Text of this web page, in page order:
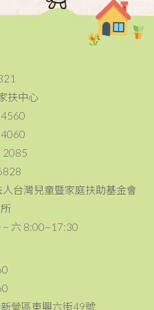
扶中心
2085
台灣兒童暨家庭扶助基金會
~ 六 8:00~17:30
營區東興六街49號